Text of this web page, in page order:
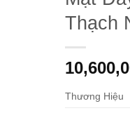
Thạch
Thương Hiệu